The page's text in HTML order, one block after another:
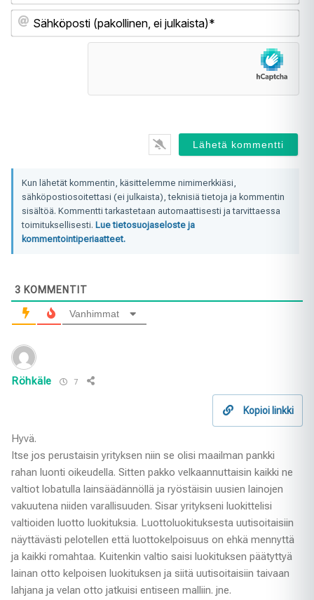
ei
Kun lähetät kommentin, käsittelemme nimimerkkiäsi,
sähköpostiosoitettasi (ei julkaista), teknisiä tietoja ja kommentin
sisältöä. Kommentti tarkastetaan automaattisesti ja tarvittaessa
toimituksellisesti. Lue tietosuojaseloste ja
kommentointiperiaatteet.
3 KOMMENTIT
Vanhimmat
Röhkäle 7
Kopioi linkki
Hyvä.
Itse jos perustaisin yrityksen niin se olisi maailman pankki
rahan luonti oikeudella. Sitten pakko velkaannuttaisin kaikki ne
valtiot lobatulla lainsäädännöllä ja ryöstäisin uusien lainojen
vakuutena niiden varallisuuden. Sisar yritykseni luokittelisi
valtioiden luotto luokituksia. Luottoluokituksesta uutisoitaisiin
näyttävästi pelotellen että luottokelpoisuus on ehkä mennyttä
ja kaikki romahtaa. Kuitenkin valtio saisi luokituksen päätyttyä
lainan otto kelpoisen luokituksen ja siitä uutisoitaisiin taivaan
lahjana ja velan otto jatkuisi entiseen malliin. jne.